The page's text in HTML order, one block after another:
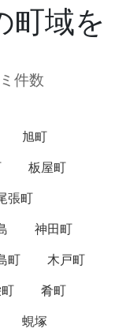
町域を
件数
旭町
板屋町
張町
神田町
町
木戸町
肴町
蜆塚